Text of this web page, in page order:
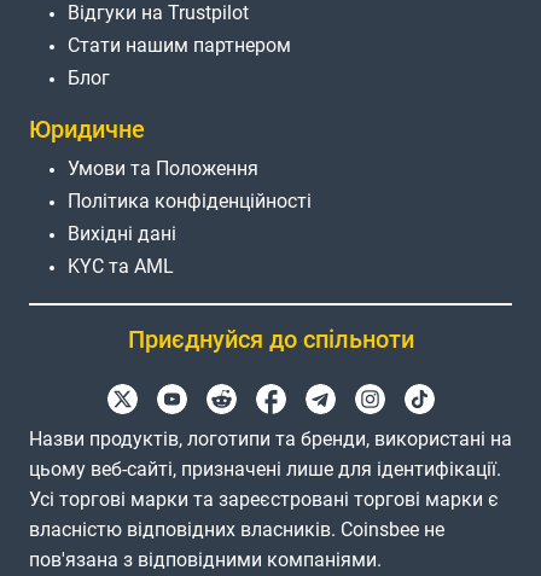
Відгуки на Trustpilot
Стати нашим партнером
Блог
Юридичне
Умови та Положення
Політика конфіденційності
Вихідні дані
KYC та AML
Приєднуйся до спільноти
Назви продуктів, логотипи та бренди, використані на
цьому веб-сайті, призначені лише для ідентифікації.
Усі торгові марки та зареєстровані торгові марки є
власністю відповідних власників. Coinsbee не
пов'язана з відповідними компаніями.